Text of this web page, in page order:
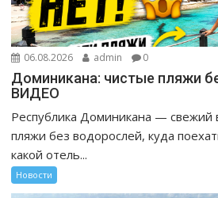
06.08.2026 admin 0
Доминикана: чистые пляжи
ВИДЕО
Республика Доминикана — свежий
пляжи без водорослей, куда
какой отель...
Новости